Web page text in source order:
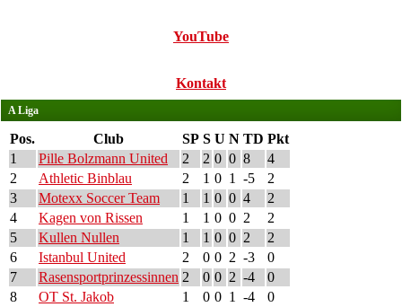
YouTube
Kontakt
A Liga
Pos. Club SP S U N TD Pkt
1
Pille Bolzmann United 2 2 0 0 8
4
2
Athletic Binblau 2 1 0 1 -5
2
3
Motexx Soccer Team 1 1 0 0 4
2
4
Kagen von Rissen 1 1 0 0 2
2
5
Kullen Nullen 1 1 0 0 2
2
6
Istanbul United 2 0 0 2 -3
0
7
Rasensportprinzessinnen 2 0 0 2 -4
0
8
OT St. Jakob 1 0 0 1 -4
0